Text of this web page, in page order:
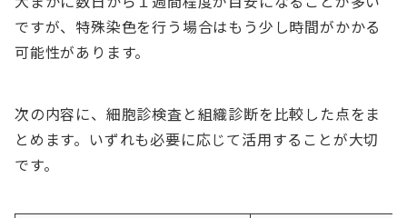
ですが、特殊染色を行う場合はもう少し時間がかかる
可能性があります。
次の内容に、細胞診検査と組織診断を比較した点をま
とめます。いずれも必要に応じて活用することが大切
です。